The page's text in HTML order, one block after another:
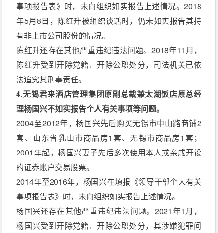
事项报告表》时，未向组织如实报告上述情况。2018
年5月8日，陈红升被组织谈话时，仍未如实报告其持
有非上市公司股份的情况。
陈红升还存在其他严重违纪违法问题。2018年11月，
陈红升受到开除党籍、开除公职处分，司法机关已依
法追究其刑事责任。
4.无锡君来酒店管理集团原副总裁兼太湖饭店原总经
理杨国兴不如实报告个人有关事项等问题。
2004至2012年，杨国兴先后购买无锡市中山路商铺2
套、山东省乳山市商品房1套、无锡市商品房1套；
2001年起，杨国兴妻子先后多次使用本人或亲戚开设
的证券账户交易股票。
2014年至2016年，杨国兴在填报《领导干部个人有关
事项报告表》时，未向组织如实报告上述情况。
杨国兴还存在其他严重违纪违法问题。2021年1月，
杨国兴受到开除党籍、开除公职处分，其涉嫌犯罪问